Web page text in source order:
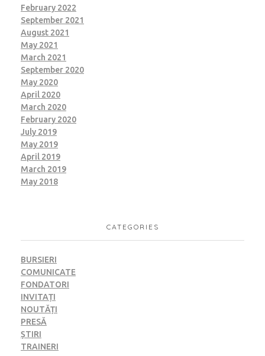
February 2022
September 2021
August 2021
May 2021
March 2021
September 2020
May 2020
April 2020
March 2020
February 2020
July 2019
May 2019
April 2019
March 2019
May 2018
CATEGORIES
BURSIERI
COMUNICATE
FONDATORI
INVITAȚI
NOUTĂȚI
PRESĂ
ȘTIRI
TRAINERI